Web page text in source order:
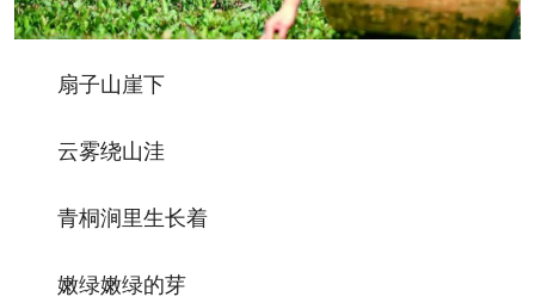
扇子山崖下
云雾绕山洼
青桐涧里生长着
嫩绿嫩绿的芽